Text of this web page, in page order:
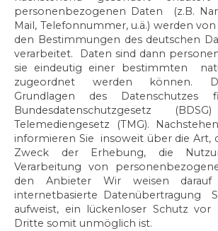
personenbezogenen Daten (z.B.
Mail, Telefonnummer, u.ä.) werden
den Bestimmungen des deutschen
verarbeitet. Daten sind dann
sie eindeutig einer bestimmten
zugeordnet werden können.
Grundlagen des
Bundesdatenschutzgesetz
Telemediengesetz (TMG).
informieren Sie insoweit über die Art,
Zweck der Erhebung, die
Verarbeitung von
den Anbieter Wir weisen
internetbasierte Datenübertragung
aufweist, ein lückenloser Schutz vor
Dritte somit unmöglich ist.